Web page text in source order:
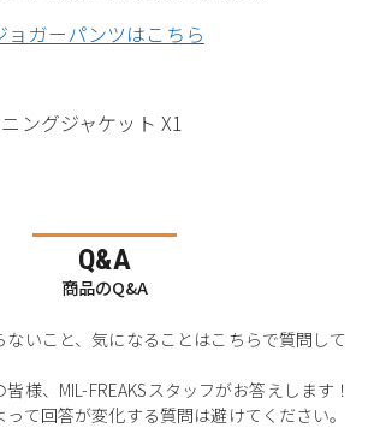
ョガーパンツはこちら
ングジャケット X1
Q&A
商品のQ&A
いこと、気になることはこちらで質問して
様、MIL-FREAKSスタッフがお答えします！
て回答が変化する質問は避けてください。